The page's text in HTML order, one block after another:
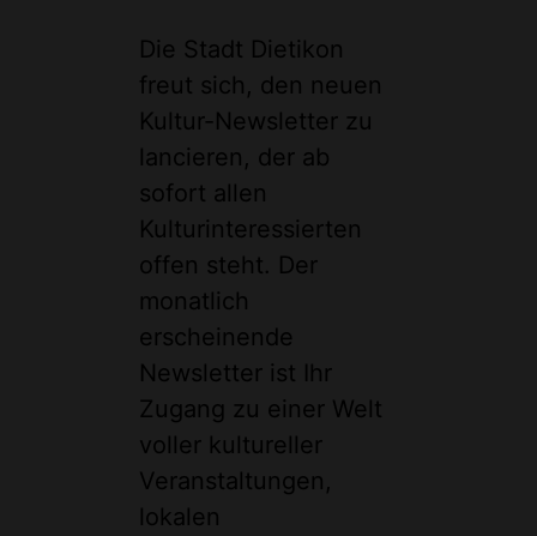
Die Stadt Dietikon
freut sich, den neuen
Kultur-Newsletter zu
lancieren, der ab
sofort allen
Kulturinteressierten
offen steht. Der
monatlich
erscheinende
Newsletter ist Ihr
Zugang zu einer Welt
voller kultureller
Veranstaltungen,
lokalen